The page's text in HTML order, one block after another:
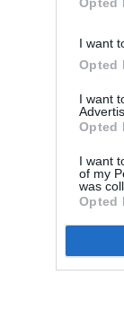
I want
Opted
I want
Opted
I want
of my
was
Opted
w